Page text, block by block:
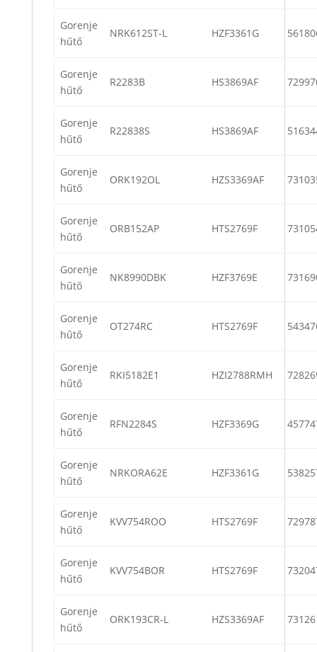
Gorenje
hűtő
NRK612ST-L HZF3361G
Gorenje
hűtő
R2283B HS3869AF
Gorenje
hűtő
R22838S HS3869AF
Gorenje
hűtő
ORK192OL HZS3369AF
Gorenje
hűtő
ORB152AP HTS2769F
Gorenje
hűtő
NK8990DBK HZF3769E
Gorenje
hűtő
OT274RC HTS2769F
Gorenje
hűtő
RKI5182E1 HZI2788RMH
Gorenje
hűtő
RFN2284S HZF3369G
Gorenje
hűtő
NRKORA62E HZF3361G
Gorenje
hűtő
KVV754ROO HTS2769F
Gorenje
hűtő
KVV754BOR HTS2769F
Gorenje
hűtő
ORK193CR-L HZS3369AF